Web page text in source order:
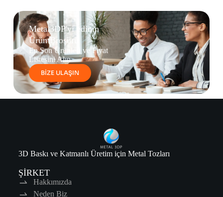
Metal3DP'yi edinin
Ürün Broşürü
En Son Ürünleri ve Fiyat
Listesini Alın
BİZE ULAŞIN
3D Baskı ve Katmanlı Üretim için Metal Tozları
ŞİRKET
Hakkımızda
Neden Biz